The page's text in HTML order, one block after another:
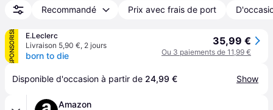
Recommandé Prix avec frais de port
SPONSORISÉ
E.Leclerc
Livraison 5,90 €, 2 jours
born to die
35,99 €
Ou 3 paiements de 11,99 €
Disponible d'occasion à partir de 24,99 € Show
Amazon